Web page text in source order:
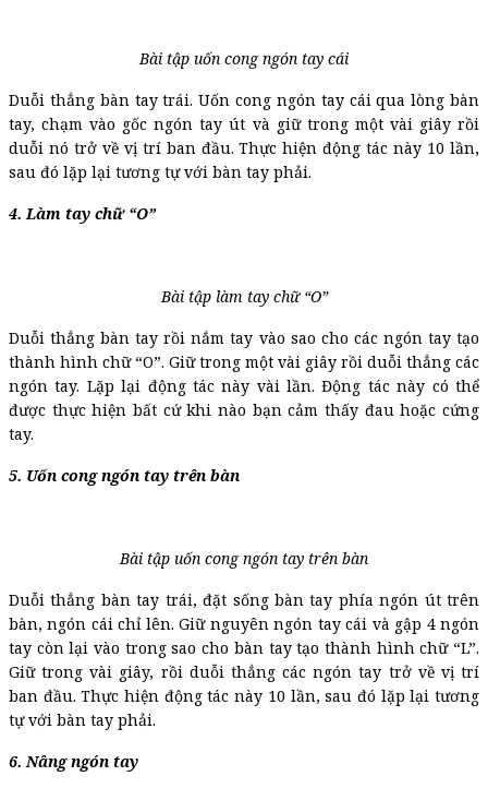
Bài tập uốn cong ngón tay cái
Duỗi thẳng bàn tay trái. Uốn cong ngón tay cái qua lòng bàn
tay, chạm vào gốc ngón tay út và giữ trong một vài giây rồi
duỗi nó trở về vị trí ban đầu. Thực hiện động tác này 10 lần,
sau đó lặp lại tương tự với bàn tay phải.
4. Làm tay chữ “O”
Bài tập làm tay chữ “O”
Duỗi thẳng bàn tay rồi nắm tay vào sao cho các ngón tay tạo
thành hình chữ “O”. Giữ trong một vài giây rồi duỗi thẳng các
ngón tay. Lặp lại động tác này vài lần. Động tác này có thể
được thực hiện bất cứ khi nào bạn cảm thấy đau hoặc cứng
tay.
5. Uốn cong ngón tay trên bàn
Bài tập uốn cong ngón tay trên bàn
Duỗi thẳng bàn tay trái, đặt sống bàn tay phía ngón út trên
bàn, ngón cái chỉ lên. Giữ nguyên ngón tay cái và gập 4 ngón
tay còn lại vào trong sao cho bàn tay tạo thành hình chữ “L”.
Giữ trong vài giây, rồi duỗi thẳng các ngón tay trở về vị trí
ban đầu. Thực hiện động tác này 10 lần, sau đó lặp lại tương
tự với bàn tay phải.
6. Nâng ngón tay